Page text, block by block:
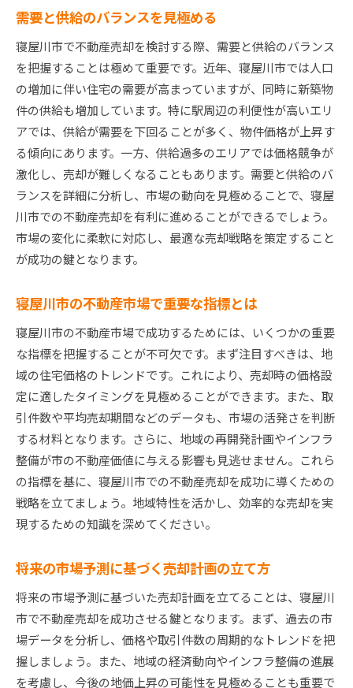
市場の変化に柔軟に対応するための備え
テップガイド
初めての売却での基本的な流れを理解する
売却準備のチェックリストを活用する
プロフェッショナルとの連携を強化する
タイムラインを設定し計画的に進める
コミュニケーションを通じた信頼構築
売却後のフォローアップで満足度を高める
寝屋川市不動産市場を知り尽くした売却テクニック
ゼロから始める初心者のための売却教科書
プロの意見を活かした価格見直し術
市場分析に基づく戦略の再評価
結果を出すための交渉力を鍛える方法
需要と供給のバランスを見極める
寝屋川市で不動産売却を検討する際、需要と供給のバランス
を把握することは極めて重要です。近年、寝屋川市では人口
の増加に伴い住宅の需要が高まっていますが、同時に新築物
件の供給も増加しています。特に駅周辺の利便性が高いエリ
アでは、供給が需要を下回ることが多く、物件価格が上昇す
る傾向にあります。一方、供給過多のエリアでは価格競争が
激化し、売却が難しくなることもあります。需要と供給のバ
ランスを詳細に分析し、市場の動向を見極めることで、寝屋
川市での不動産売却を有利に進めることができるでしょう。
市場の変化に柔軟に対応し、最適な売却戦略を策定すること
が成功の鍵となります。
寝屋川市の不動産市場で重要な指標とは
寝屋川市の不動産市場で成功するためには、いくつかの重要
な指標を把握することが不可欠です。まず注目すべきは、地
域の住宅価格のトレンドです。これにより、売却時の価格設
定に適したタイミングを見極めることができます。また、取
引件数や平均売却期間などのデータも、市場の活発さを判断
する材料となります。さらに、地域の再開発計画やインフラ
整備が市の不動産価値に与える影響も見逃せません。これら
の指標を基に、寝屋川市での不動産売却を成功に導くための
戦略を立てましょう。地域特性を活かし、効率的な売却を実
現するための知識を深めてください。
将来の市場予測に基づく売却計画の立て方
将来の市場予測に基づいた売却計画を立てることは、寝屋川
市で不動産売却を成功させる鍵となります。まず、過去の市
場データを分析し、価格や取引件数の周期的なトレンドを把
握しましょう。また、地域の経済動向やインフラ整備の進展
を考慮し、今後の地価上昇の可能性を見極めることも重要で